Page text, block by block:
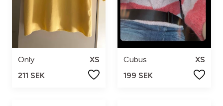
Only
XS
211 SEK
Cubus
XS
199 SEK